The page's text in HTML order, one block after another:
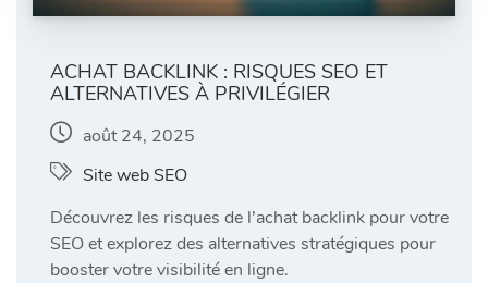
ACHAT BACKLINK : RISQUES SEO ET
ALTERNATIVES À PRIVILÉGIER
août 24, 2025
Site web SEO
Découvrez les risques de l’achat backlink pour votre
SEO et explorez des alternatives stratégiques pour
booster votre visibilité en ligne.